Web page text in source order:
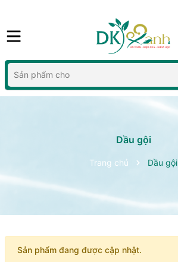
Dầu gội
Trang chủ Dầu gội
Sản phẩm đang được cập nhật.